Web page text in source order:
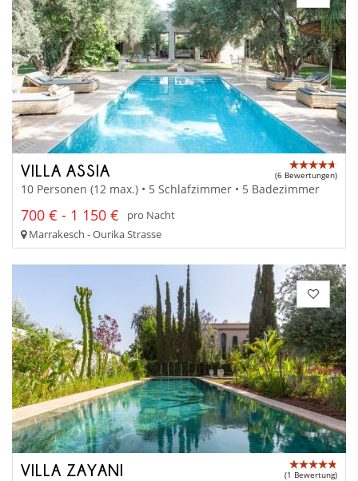
VILLA ASSIA (6 Bewertungen)
10 Personen (12 max.) • 5 Schlafzimmer • 5 Badezimmer
700 € - 1 150 €
pro Nacht
Marrakesch - Ourika Strasse
VILLA ZAYANI (1 Bewertung)